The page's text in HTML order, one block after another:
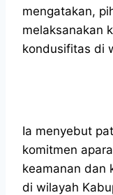
mengatakan,
melaksanakan
kondusifitas di
Ia menyebut
komitmen
keamanan dan
di wilayah